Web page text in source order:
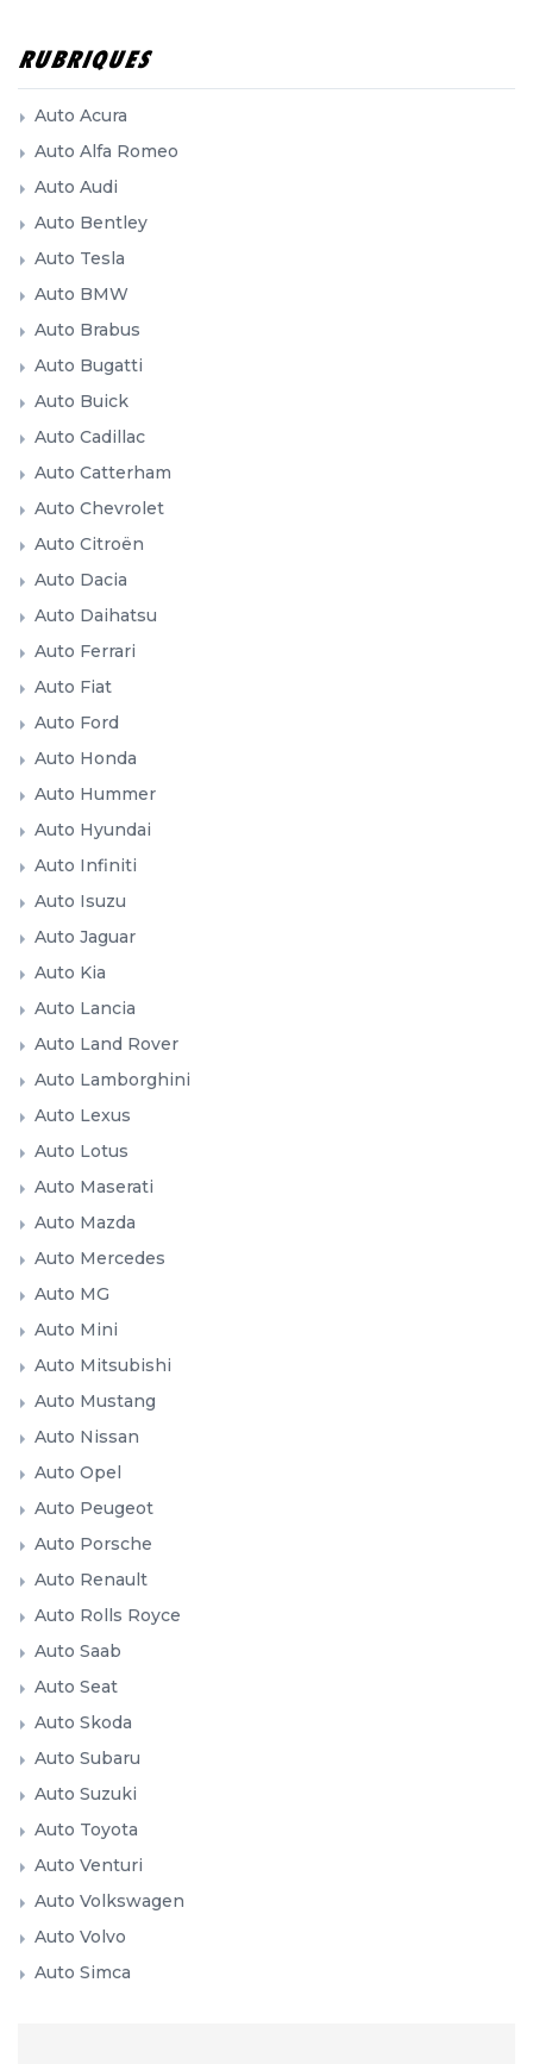
RUBRIQUES
Auto Acura
Auto Alfa Romeo
Auto Audi
Auto Bentley
Auto Tesla
Auto BMW
Auto Brabus
Auto Bugatti
Auto Buick
Auto Cadillac
Auto Catterham
Auto Chevrolet
Auto Citroën
Auto Dacia
Auto Daihatsu
Auto Ferrari
Auto Fiat
Auto Ford
Auto Honda
Auto Hummer
Auto Hyundai
Auto Infiniti
Auto Isuzu
Auto Jaguar
Auto Kia
Auto Lancia
Auto Land Rover
Auto Lamborghini
Auto Lexus
Auto Lotus
Auto Maserati
Auto Mazda
Auto Mercedes
Auto MG
Auto Mini
Auto Mitsubishi
Auto Mustang
Auto Nissan
Auto Opel
Auto Peugeot
Auto Porsche
Auto Renault
Auto Rolls Royce
Auto Saab
Auto Seat
Auto Skoda
Auto Subaru
Auto Suzuki
Auto Toyota
Auto Venturi
Auto Volkswagen
Auto Volvo
Auto Simca